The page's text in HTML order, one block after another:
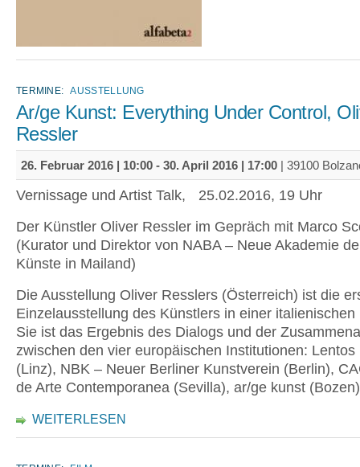
TERMINE: AUSSTELLUNG
Ar/ge Kunst: Everything Under Control,
Ressler
26. Februar 2016 | 10:00 - 30. April 2016 | 17:00 | 39100
Vernissage und Artist Talk, 25.02.2016, 19 Uhr
Der Künstler Oliver Ressler im Gepräch mit Marco
(Kurator und Direktor von NABA – Neue Akademie
Künste in Mailand)
Die Ausstellung Oliver Resslers (Österreich) ist die
Einzelausstellung des Künstlers in einer italienischen
Sie ist das Ergebnis des Dialogs und der
zwischen den vier europäischen Institutionen: Lentos
(Linz), NBK – Neuer Berliner Kunstverein (Berlin),
de Arte Contemporanea (Sevilla), ar/ge kunst
WEITERLESEN